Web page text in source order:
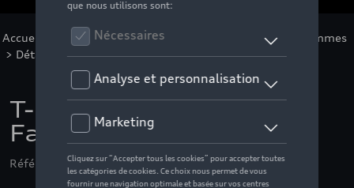
Accueil Pour vous >F1 Collection Vêtements
Femmes
> Détail
T-shirt à motif Audi F1
Fan, gris - XL
Référence: ZZQ3132600605